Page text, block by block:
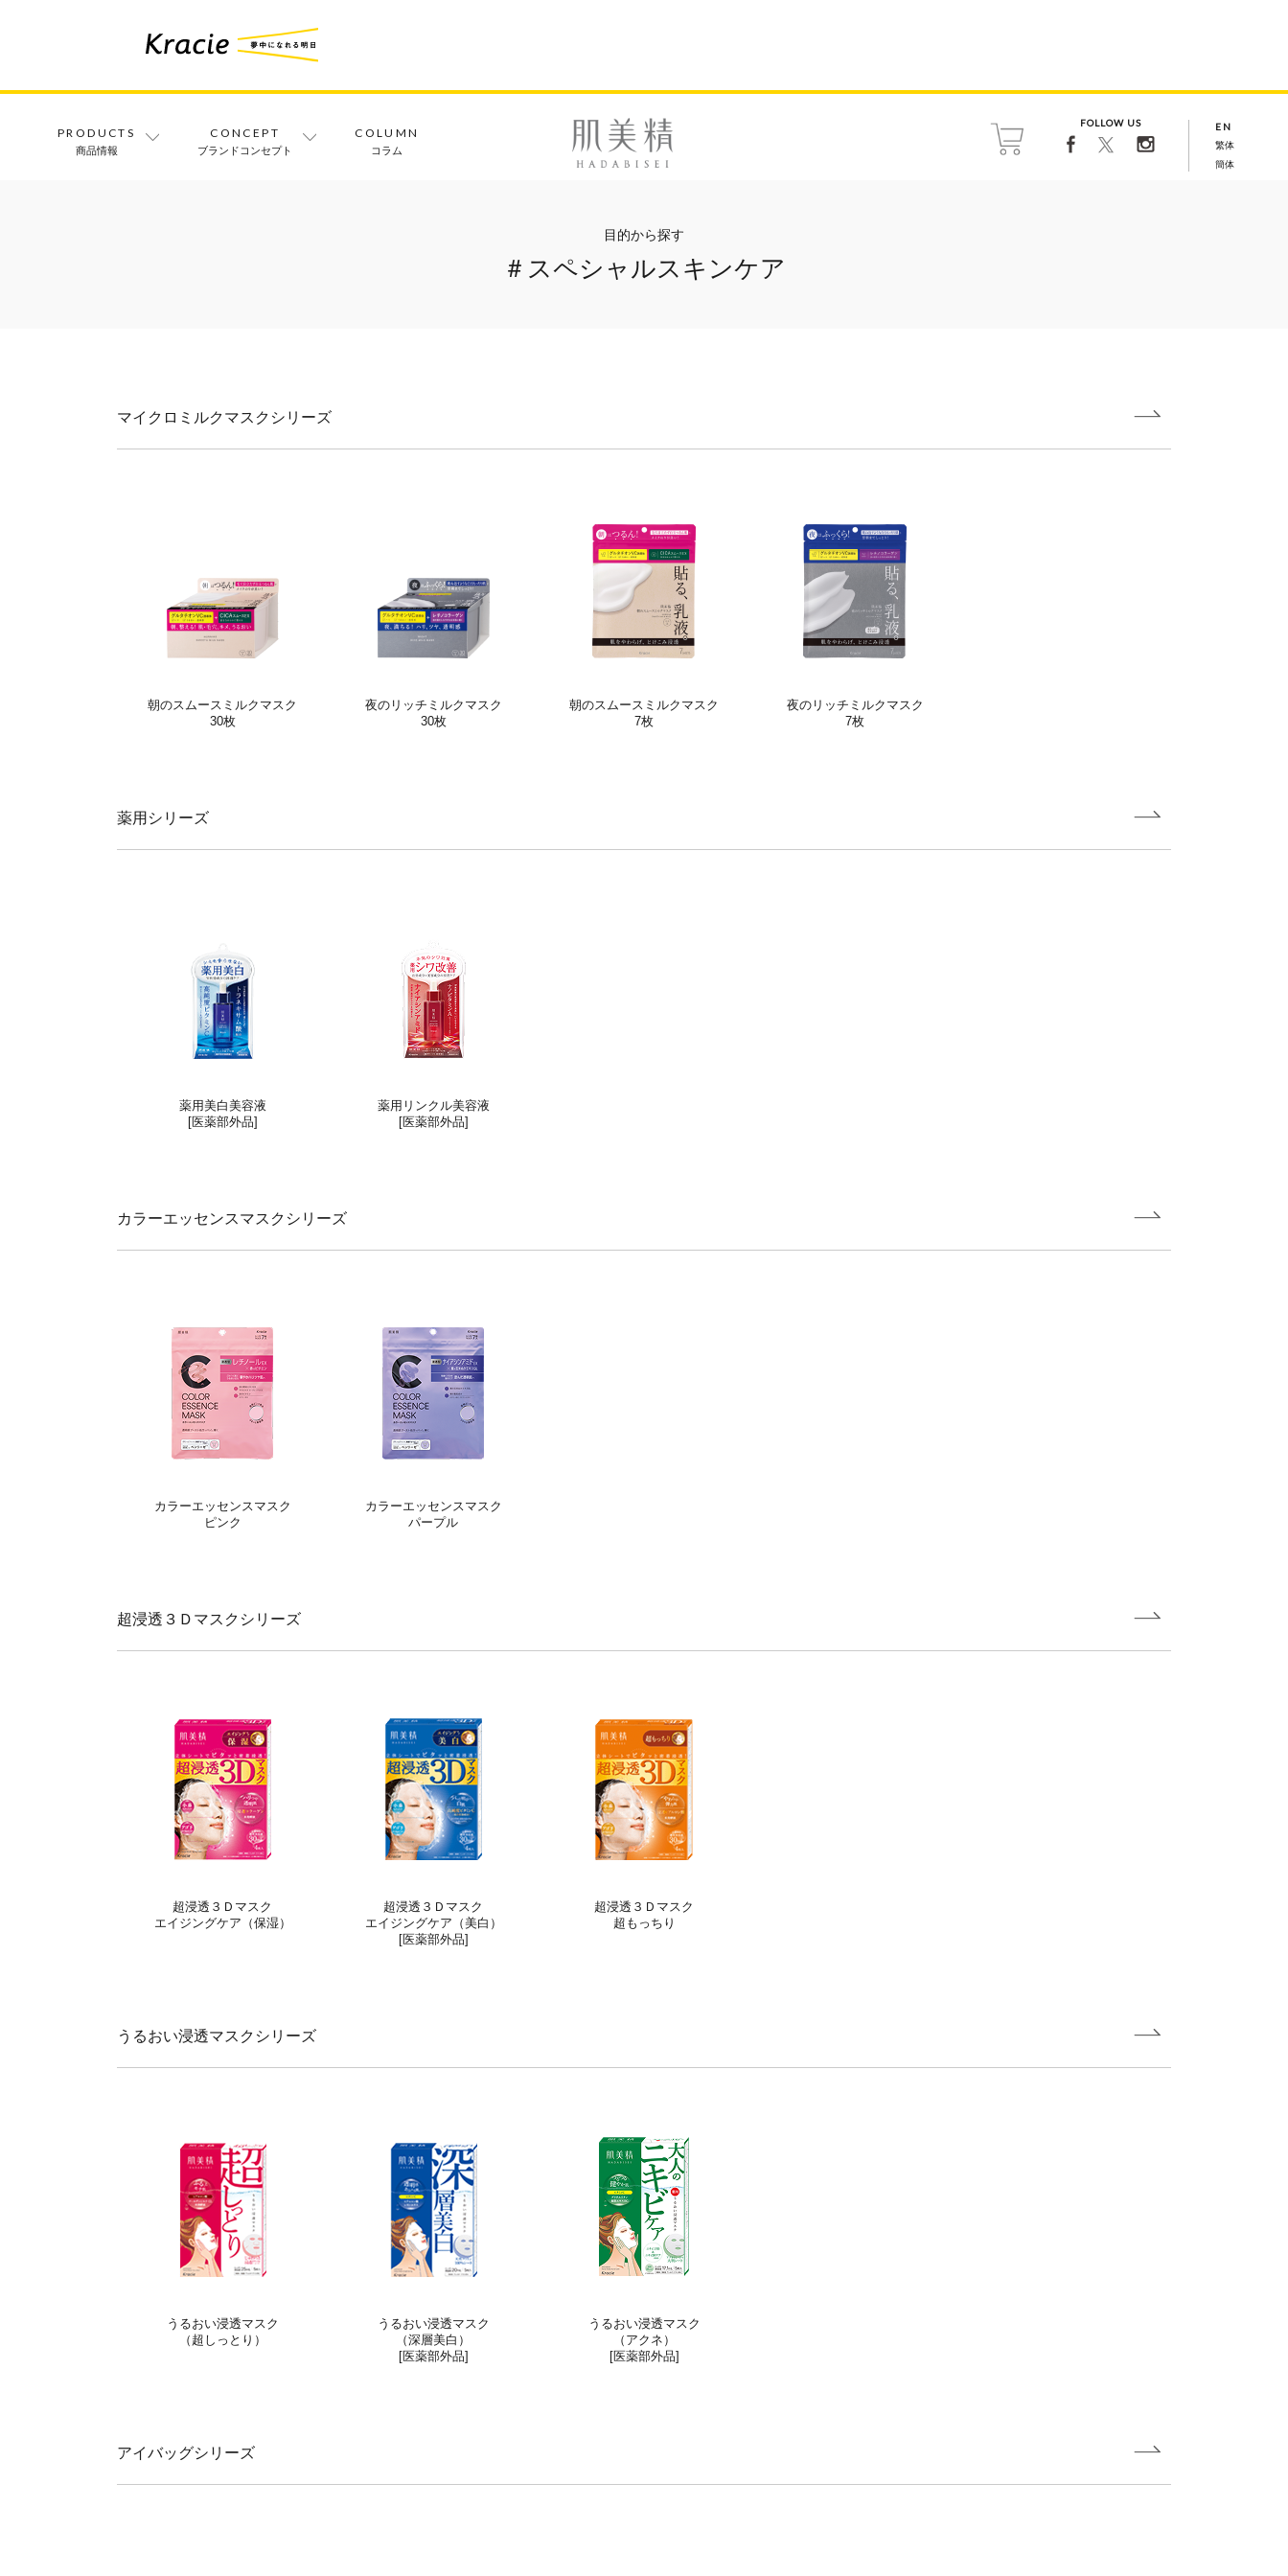
FOLLOW US EN
繁体
簡体
PRODUCTS
商品情報
CONCEPT
ブランドコンセプト
COLUMN
コラム
目的から探す
＃スペシャルスキンケア
マイクロミルクマスクシリーズ
朝のスムースミルク マスク
30枚
夜のリッチミルク マスク
30枚
朝のスムースミルク マスク
7枚
夜のリッチミルク マスク
7枚
薬用シリーズ
薬用美白美容液
[医薬部外品]
薬用リンクル美容液
[医薬部外品]
カラーエッセンスマスクシリーズ
カラーエッセンスマスク
ピンク
カラーエッセンスマスク
パープル
超浸透３Ｄマスクシリーズ
超浸透３Ｄマスク
エイジングケア（保湿）
超浸透３Ｄマスク
エイジングケア（美白）
[医薬部外品]
超浸透３Ｄマスク
超もっちり
うるおい浸透マスクシリーズ
うるおい浸透マスク
（超しっとり）
うるおい浸透マスク
（深層美白）
[医薬部外品]
うるおい浸透マスク
（アクネ）
[医薬部外品]
アイバッグシリーズ